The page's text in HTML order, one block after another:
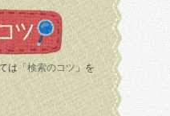
は「 検索のコツ 」を